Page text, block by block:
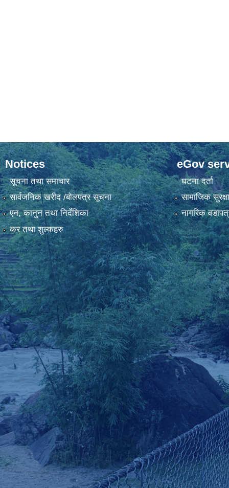
Notices
सूचना तथा समाचार
सार्वजनिक खरीद /बोलपत्र सूचना
एन, कानुन तथा निर्देशिका
कर तथा शुल्कहरु
eGov
घटना दर्ता
सामाजिक सुरक्षा
नागरिक